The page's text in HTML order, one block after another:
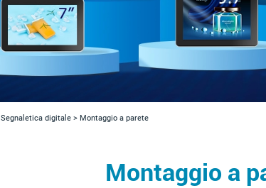
Segnaletica digitale>Montaggio a parete
Montaggio a